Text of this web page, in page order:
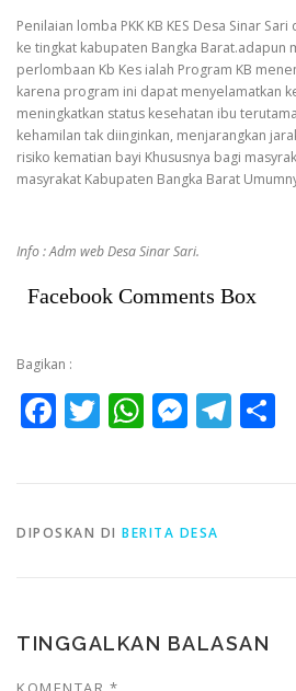
Penilaian lomba PKK KB KES Desa Sinar
ke tingkat kabupaten Bangka Barat.adapun
perlombaan Kb Kes ialah Program KB
karena program ini dapat menyelamatkan
meningkatkan status kesehatan ibu
kehamilan tak diinginkan, menjarangkan
risiko kematian bayi Khususnya bagi
masyrakat Kabupaten Bangka Barat
Info : Adm web Desa Sinar Sari.
Facebook Comments Box
Bagikan :
Facebook
Twitter
WhatsApp
DIPOSKAN DI BERITA DESA
TINGGALKAN BALASAN